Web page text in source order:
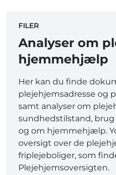
FILER
Analyser om
hjemmehjælp
Her kan du finde
plejehjemsadresse og
samt analyser om
sundhedstilstand,
og om hjemmehjælp.
oversigt over de
friplejeboliger, som
Plejehjemsoversigten.